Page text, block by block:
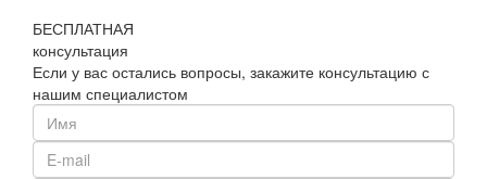
БЕСПЛАТНАЯ
консультация
Если у вас остались вопросы, закажите консультацию с
нашим специалистом